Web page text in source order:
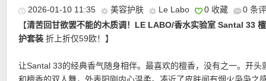
2026-01-10 11:35 美容护肤 Le Labo 0 收藏
0 条
【清苦回甘欲罢不能的木质调！LE LABO/香水实验室 Santal 33
护套装 折上折仅59欧！】
让Santal 33的经典香气随身相伴。最喜欢的檀香，没有之一。开头